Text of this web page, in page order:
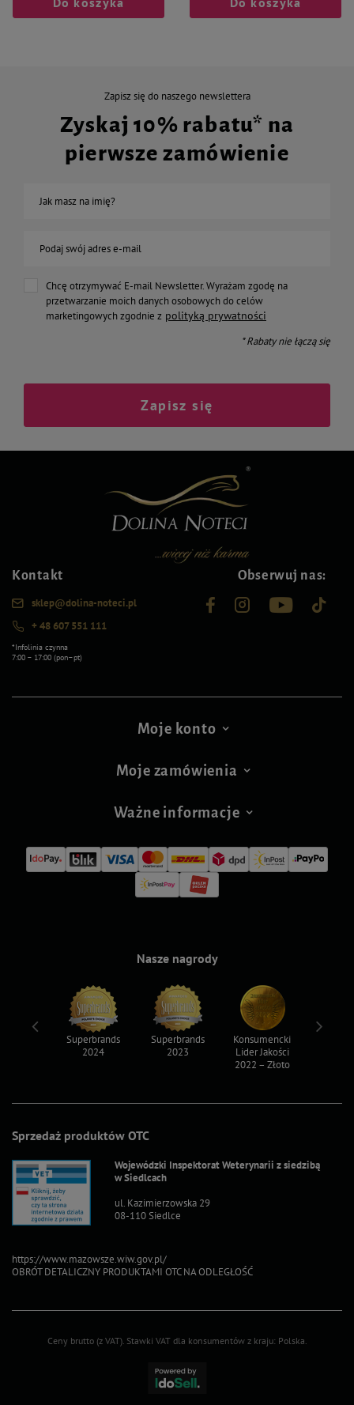
Zapisz się do naszego newslettera
Zyskaj 10% rabatu* na
pierwsze zamówienie
Jak masz na imię?
Podaj swój adres e-mail
Chcę otrzymywać E-mail Newsletter. Wyrażam zgodę na
przetwarzanie moich danych osobowych do celów
marketingowych zgodnie z polityką prywatności
* Rabaty nie łączą się
Zapisz się
Kontakt
sklep@dolina-noteci.pl
+ 48 607 551 111
*Infolinia czynna
7:00 – 17:00 (pon–pt)
Obserwuj nas:
Moje konto
Moje zamówienia
Ważne informacje
Sprzedaż produktów OTC
Wojewódzki Inspektorat Weterynarii z siedzibą
w Siedlcach
ul. Kazimierzowska 29
08-110 Siedlce
https://www.mazowsze.wiw.gov.pl/
OBRÓT DETALICZNY PRODUKTAMI OTC NA ODLEGŁOŚĆ
Nasze nagrody
Superbrands
2024
Superbrands
2023
Konsumencki
Lider Jakości
2022 – Złoto
Ceny brutto (z VAT). Stawki VAT dla konsumentów z kraju: Polska